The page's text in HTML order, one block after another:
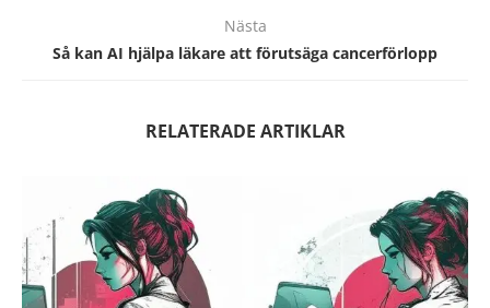
Nästa
Så kan AI hjälpa läkare att förutsäga cancerförlopp
RELATERADE ARTIKLAR